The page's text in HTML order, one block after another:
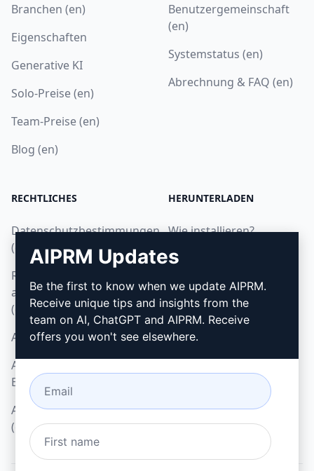
Branchen (en)
Eigenschaften
Generative KI
Solo-Preise (en)
Team-Preise (en)
Blog (en)
Benutzergemeinschaft
(en)
Systemstatus (en)
Abrechnung & FAQ (en)
RECHTLICHES
Datenschutzbestimmungen
(en)
Richtlinien zur
akzeptablen Nutzung
(en)
AGB (en)
AGB für Browser-
Erweiterungen (en)
AGB für Verrechnung
(en)
HERUNTERLADEN
Wie installieren?
Google Chrome
Microsoft Edge
AIPRM Updates
Be the first to know when we update AIPRM.
Receive unique tips and insights from the
team on AI, ChatGPT and AIPRM. Receive
offers you won't see elsewhere.